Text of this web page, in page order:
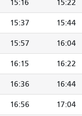
15:16 15:22
15:37 15:44
15:57 16:04
16:15 16:22
16:36 16:44
16:56 17:04